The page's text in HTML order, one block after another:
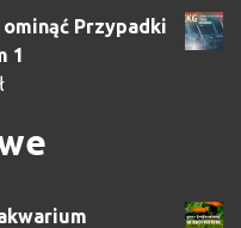
Przypadki
1